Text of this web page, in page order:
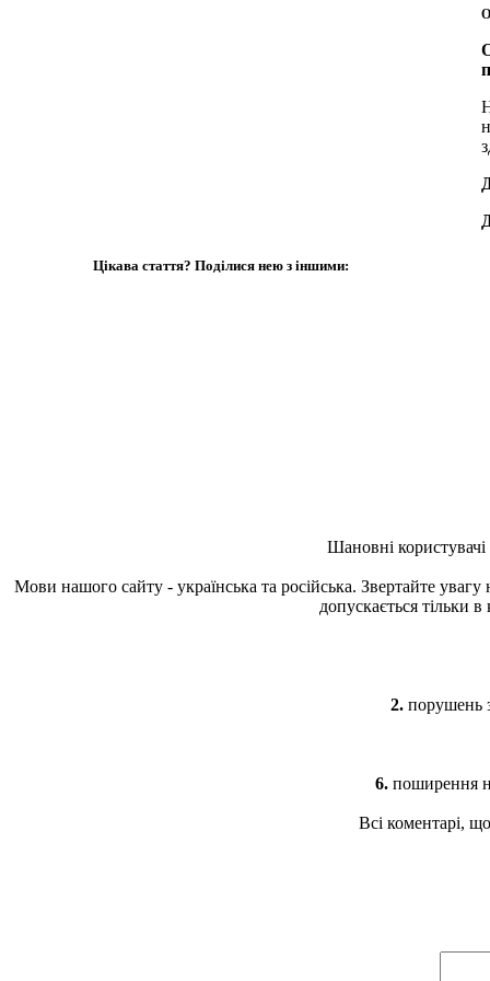
Цікава стаття? Поділися нею з іншими:
Шановні
Мови нашого сайту - українська та російська. Звертайте
допускається тільки
2. порушень
6.поширення
Всі коментарі,